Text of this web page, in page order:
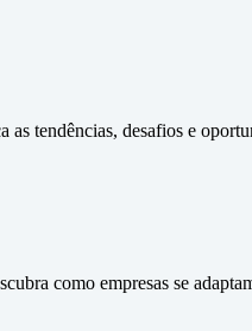
tendências, desafios e
como empresas se